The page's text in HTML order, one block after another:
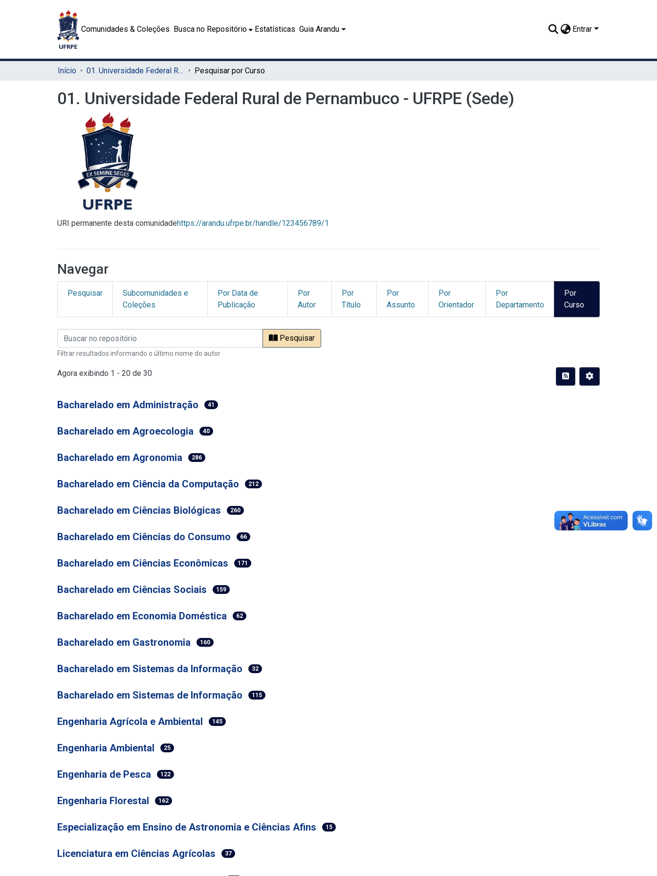
Comunidades & Coleções Busca no Repositório Estatísticas Guia Arandu Entrar
Início 01. Universidade Federal Rural de Pernambuco - UFRPE (Sede) Pesquisar por Curso
01. Universidade Federal Rural de Pernambuco - UFRPE (Sede)
URI permanente desta comunidadehttps://arandu.ufrpe.br/handle/123456789/1
Navegar
Pesquisar
Subcomunidades e
Coleções
Por Data de
Publicação
Por
Autor
Por
Título
Por
Assunto
Por
Orientador
Por
Departamento
Por
Curso
Pesquisar
Filtrar resultados informando o último nome do autor
Agora exibindo 1 - 20 de 30
Bacharelado em Administração 41
Bacharelado em Agroecologia 40
Bacharelado em Agronomia 286
Bacharelado em Ciência da Computação 212
Bacharelado em Ciências Biológicas 260
Bacharelado em Ciências do Consumo 66
Bacharelado em Ciências Econômicas 171
Bacharelado em Ciências Sociais 159
Bacharelado em Economia Doméstica 62
Bacharelado em Gastronomia 160
Bacharelado em Sistemas da Informação 32
Bacharelado em Sistemas de Informação 115
Engenharia Agrícola e Ambiental 145
Engenharia Ambiental 25
Engenharia de Pesca 122
Engenharia Florestal 162
Especialização em Ensino de Astronomia e Ciências Afins 15
Licenciatura em Ciências Agrícolas 37